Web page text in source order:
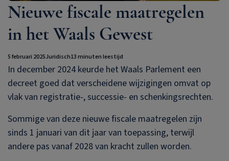
Nieuwe fiscale maatregelen
in het Waals Gewest
5 februari 2025Juridisch13 minuten leestijd
In december 2024 keurde het Waals Parlement een
decreet goed dat verscheidene wijzigingen omvat op
vlak van registratie-, successie- en schenkingsrechten.
Sommige van deze nieuwe fiscale maatregelen zijn
sinds 1 januari van dit jaar van toepassing, terwijl
andere pas vanaf 2028 van kracht zullen worden.